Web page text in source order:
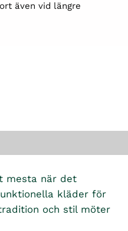
även vid längre
mesta när det
kläder för
och stil möter